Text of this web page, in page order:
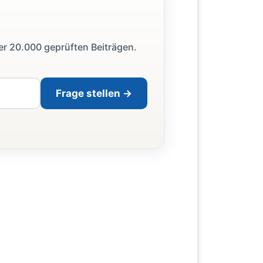
20.000 geprüften Beiträgen.
Frage stellen →